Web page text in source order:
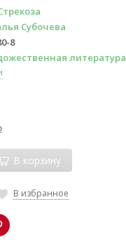
Субочева
8
литература
В корзину
В избранное